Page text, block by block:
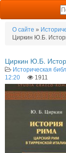
О сайте »
Циркин Ю.Б.
Циркин Ю.Б.
Историческая
12:20
1911